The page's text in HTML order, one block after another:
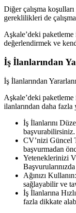
Diğer çalışma
gereklilikleri de
Aşkale’deki paketleme
değerlendirmek ve
İş İlanlarından
İş İlanlarından
Aşkale’deki
ilanlarından daha fazla
İş İlanlarını
başvurabilirsiniz.
CV’nizi Güncel
başvurmadan
Yeteneklerinizi
Ağınızı
sağlayabilir ve
İş İlanlarına
fazla dikkate